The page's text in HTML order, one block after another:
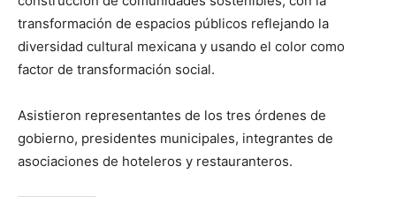
transformación de espacios públicos reflejando la
diversidad cultural mexicana y usando el color como
factor de transformación social.
Asistieron representantes de los tres órdenes de
gobierno, presidentes municipales, integrantes de
asociaciones de hoteleros y restauranteros.